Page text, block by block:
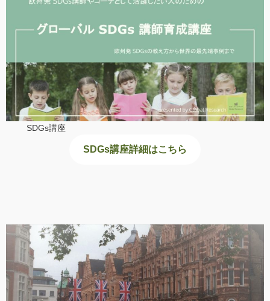
SDGs講座
SDGs講座詳細はこちら